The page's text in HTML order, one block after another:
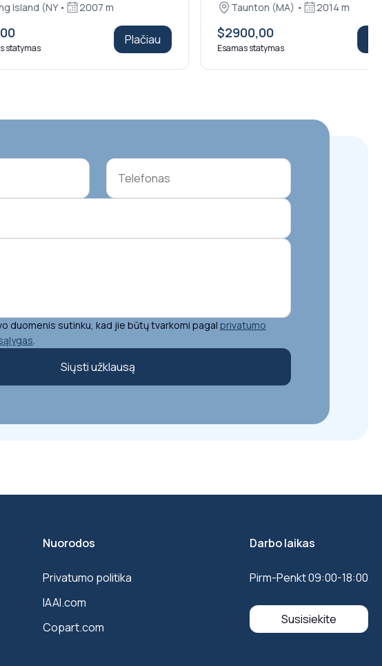
Island (NY •
2007 m
statymas
Plačiau
Taunton (MA) •
2014 m
$2900,00
Esamas statymas
duomenis sutinku, kad jie būtų tvarkomi pagal privatumo
.
Siųsti užklausą
Nuorodos
Privatumo politika
IAAI.com
Copart.com
Darbo laikas
Pirm-Penkt 09:00-18:00
Susisiekite